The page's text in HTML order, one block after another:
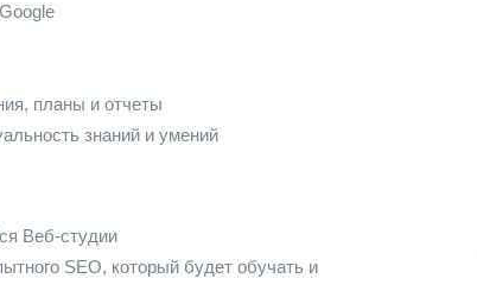
планы и отчеты
знаний и умений
Веб-студии
SEO, который будет обучать и